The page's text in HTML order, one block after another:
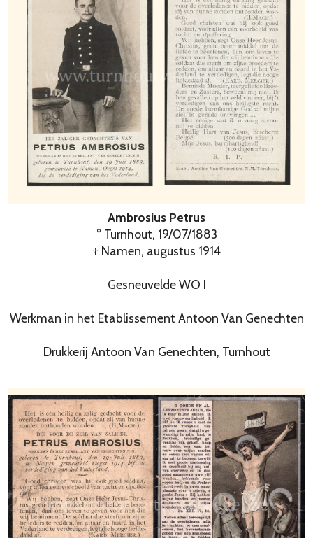
Ambrosius Petrus
° Turnhout, 19/07/1883
† Namen, augustus 1914
Gesneuvelde WO I
Werkman in het Etablissement Antoon Van Genechten
Drukkerij Antoon Van Genechten, Turnhout